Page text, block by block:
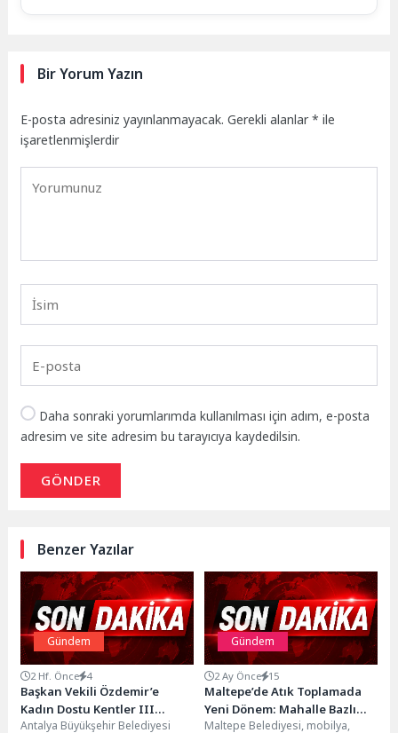
Bir Yorum Yazın
E-posta adresiniz yayınlanmayacak. Gerekli alanlar* ile
işaretlenmişlerdir
Daha sonraki yorumlarımda kullanılması için adım, e-posta
adresim ve site adresim bu tarayıcıya kaydedilsin.
GÖNDER
Benzer Yazılar
Gündem
2 Hf. Önce 4
Başkan Vekili Özdemir’e
Kadın Dostu Kentler III
Programı heyetinden ziyaret
Antalya Büyükşehir Belediyesi
Gündem
2 Ay Önce 15
Maltepe’de Atık Toplamada
Yeni Dönem: Mahalle Bazlı
Sabit Gün Uygulaması
Maltepe Belediyesi, mobilya,